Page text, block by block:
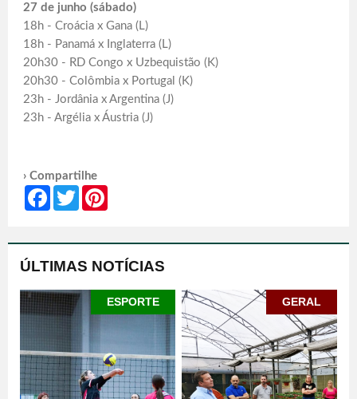
27 de junho (sábado)
18h - Croácia x Gana (L)
18h - Panamá x Inglaterra (L)
20h30 - RD Congo x Uzbequistão (K)
20h30 - Colômbia x Portugal (K)
23h - Jordânia x Argentina (J)
23h - Argélia x Áustria (J)
› Compartilhe
Facebook
Twitter
ÚLTIMAS NOTÍCIAS
ESPORTE GERAL